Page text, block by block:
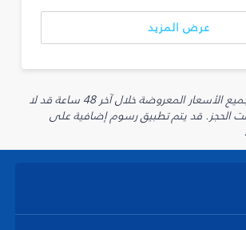
عرض المزيد
* تم الحصول على جميع الأسعار المعروضة خلال آخر 48 ساعة قد لا
الحجز. قد يتم تطبيق رسوم إضافية على